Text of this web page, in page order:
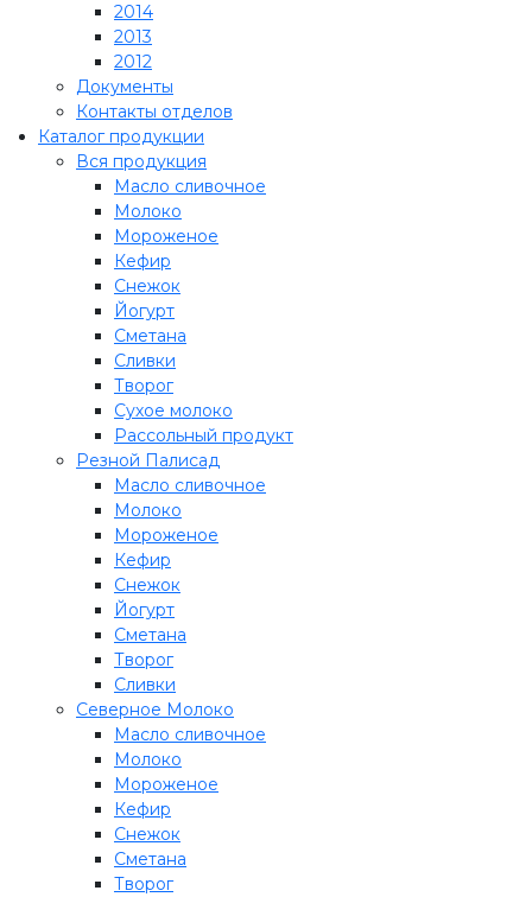
2014
2013
2012
Документы
Контакты отделов
Каталог продукции
Вся продукция
Масло сливочное
Молоко
Мороженое
Кефир
Снежок
Йогурт
Сметана
Сливки
Творог
Сухое молоко
Рассольный продукт
Резной Палисад
Масло сливочное
Молоко
Мороженое
Кефир
Снежок
Йогурт
Сметана
Творог
Сливки
Северное Молоко
Масло сливочное
Молоко
Мороженое
Кефир
Снежок
Сметана
Творог